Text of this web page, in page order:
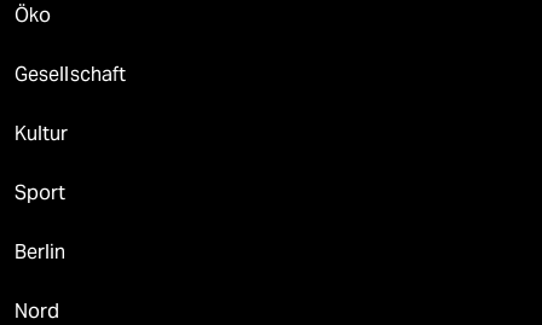
Öko
Gesellschaft
Kultur
Sport
Berlin
Nord